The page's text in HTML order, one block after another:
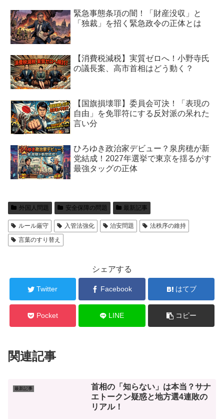
緊急事態条項の闇！「財産没収」と
「独裁」を招く緊急政令の正体とは
【消費税減税】実質ゼロへ！小野寺氏
の議長案、高市首相はどう動く？
【国旗損壊罪】委員会可決！「表現の
自由」を免罪符にする反対派の呆れた
言い分
ひろゆき政治家デビュー？泉房穂が新
党結成！2027年選挙で東京を揺るがす
最強タッグの正体
外国人問題 安全保障の問題 最新記事
ルール厳守 入管法強化 治安問題
法秩序の維持
言葉のすり替え
シェアする
Twitter Facebook はてブ
Pocket LINE コピー
関連記事
最新記事
首相の「知らない」は本当？サナ
エトークン疑惑と地方選4連敗の
リアル！